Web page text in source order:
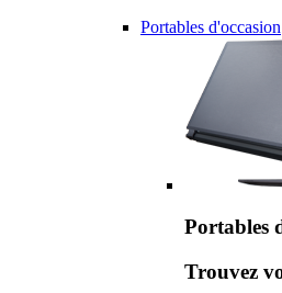
Portables d'occasion
Portables
Trouvez